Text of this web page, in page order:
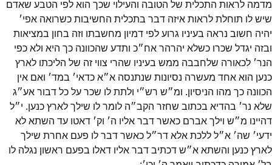
מדמה לראות התכלית של הטובה והעילוי שכך הוא לפי הטבע שאדם
שיש לו תוחלת לראות איזה דבר בתכלית החשיבות כשרואה אפי׳
יהיה חשוב נראה בעיניו גרוע לפי דמיון מחשבתו וזה בחון במציאות
ובזה יגדל שכרו כשלא יהרהר אח״כ ותדע שהכוונה כך היא ולא כפי
הנר׳ לכאורה שלחבבה ממש בעיניו שהרי צווי זה של הליכתו לארץ
כנען הוא אחד מעשרה נסיונות שנתנסה א״א כדאי׳ במד׳ ואם אין
הכוונה כך מהו הניסיון. ומ״ש רש״י ולתת לו שכר על כל דבור אע״ג
שלא נר׳ בהדיא בכתוב שחזר הקב״ה לומר לו שילך לארץ כנען. י״ל
דהיינו מ״ש וילך אברם כאשר דבר אליו ה׳ וק׳ דאטו עד השתא לא
ידעי׳ שה׳ א״ל ללכת אלא דר״ל כאשר דבר לו פעם אחרת שילך
לארץ כנען והשתא א״ש דכתיב דבר אליו דאלו בפעם ראשון נגלה לו